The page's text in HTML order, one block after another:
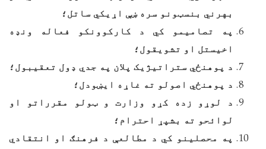
بهرني بنسټونو سره ښې اړيکي ساتل؛
په تصاميمو کي د کارکوونکو فعاله ونډه
اخيستل او تشويقول؛
د پوهنځي ستراتيژيک پلان په جدي ډول تعقيبول؛
د پوهنځي اصولو ته غاړه ایښودل؛
د لوړو زده کړو وزارت و ټولو مقرراتو او
لوائحو ته بشپړ احترام؛
په محصلينو کي د مطالعې د فرهنګ او انتقادي